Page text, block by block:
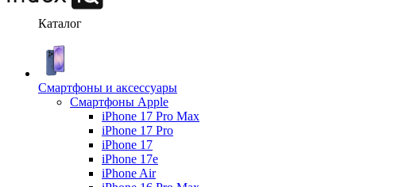
Каталог
Смартфоны и аксессуары
Смартфоны Apple
iPhone 17 Pro Max
iPhone 17 Pro
iPhone 17
iPhone 17e
iPhone Air